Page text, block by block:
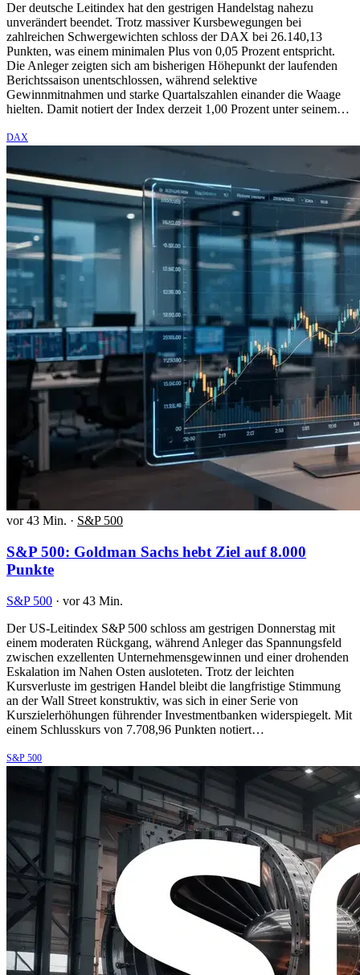
Der deutsche Leitindex hat den gestrigen Handelstag nahezu
unverändert beendet. Trotz massiver Kursbewegungen bei
zahlreichen Schwergewichten schloss der DAX bei 26.140,13
Punkten, was einem minimalen Plus von 0,05 Prozent entspricht.
Die Anleger zeigten sich am bisherigen Höhepunkt der laufenden
Berichtssaison unentschlossen, während selektive
Gewinnmitnahmen und starke Quartalszahlen einander die Waage
hielten. Damit notiert der Index derzeit 1,00 Prozent unter seinem…
DAX
vor 43 Min. · S&P 500
S&P 500: Goldman Sachs hebt Ziel auf 8.000
Punkte
S&P 500 · vor 43 Min.
Der US-Leitindex S&P 500 schloss am gestrigen Donnerstag mit
einem moderaten Rückgang, während Anleger das Spannungsfeld
zwischen exzellenten Unternehmensgewinnen und einer drohenden
Eskalation im Nahen Osten ausloteten. Trotz der leichten
Kursverluste im gestrigen Handel bleibt die langfristige Stimmung
an der Wall Street konstruktiv, was sich in einer Serie von
Kurszielerhöhungen führender Investmentbanken widerspiegelt. Mit
einem Schlusskurs von 7.708,96 Punkten notiert…
S&P 500